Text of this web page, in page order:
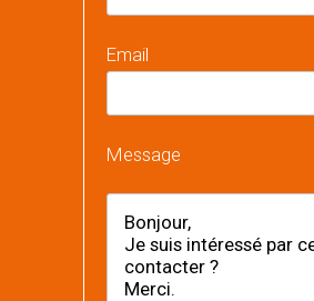
Email
Message